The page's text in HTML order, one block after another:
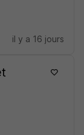
il y a 16 jours